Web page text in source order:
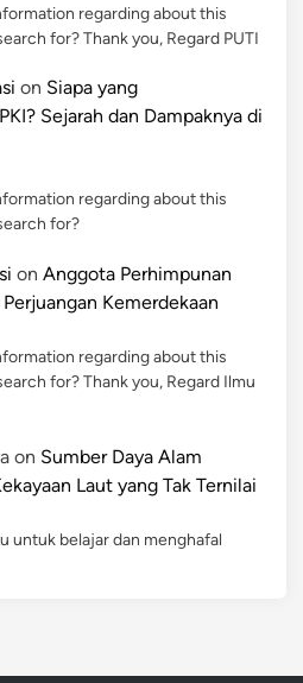
regarding about this
for? Thank you, Regard PUTI
on Siapa yang
Sejarah dan Dampaknya di
regarding about this
for?
on Anggota Perhimpunan
Kemerdekaan
regarding about this
for? Thank you, Regard Ilmu
on Sumber Daya Alam
Laut yang Tak Ternilai
untuk belajar dan menghafal